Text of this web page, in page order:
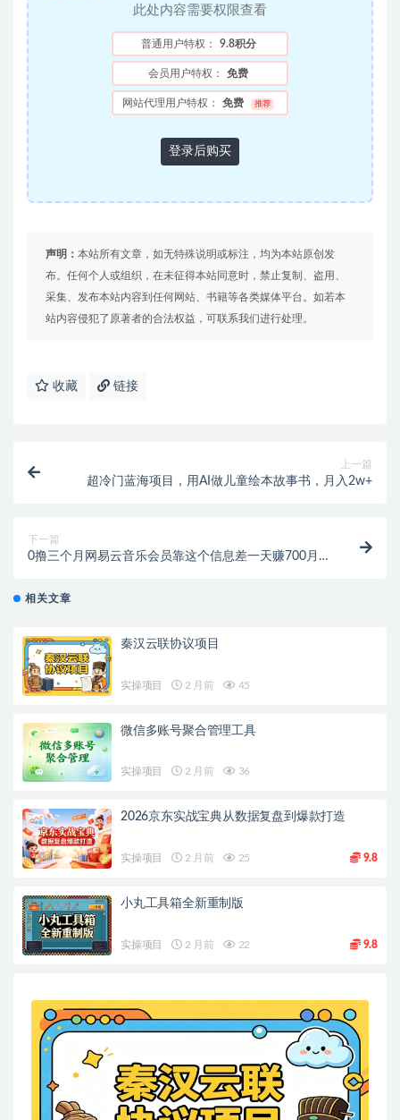
此处内容需要权限查看
普通用户特权： 9.8积分
会员用户特权： 免费
网站代理用户特权： 免费 推荐
登录后购买
声明： 本站所有文章，如无特殊说明或标注，均为本站原创发
布。任何个人或组织，在未征得本站同意时，禁止复制、盗用、
采集、发布本站内容到任何网站、书籍等各类媒体平台。如若本
站内容侵犯了原著者的合法权益，可联系我们进行处理。
收藏 链接
上一篇
超冷门蓝海项目，用AI做儿童绘本故事书，月入2w+
下一篇
0撸三个月网易云音乐会员靠这个信息差一天赚700月入
相关文章
秦汉云联协议项目
实操项目 2 月前 45
微信多账号聚合管理工具
实操项目 2 月前 36
2026京东实战宝典从数据复盘到爆款打造
实操项目 2 月前 25 9.8
小丸工具箱全新重制版
实操项目 2 月前 22 9.8